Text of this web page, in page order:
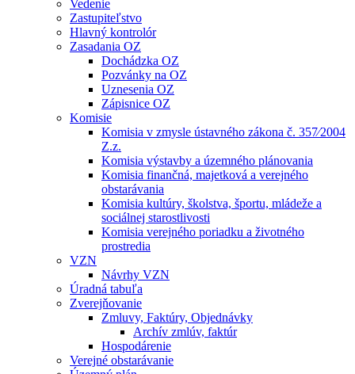
Vedenie
Zastupiteľstvo
Hlavný kontrolór
Zasadania OZ
Dochádzka OZ
Pozvánky na OZ
Uznesenia OZ
Zápisnice OZ
Komisie
Komisia v zmysle ústavného zákona č. 357⁄2004
Z.z.
Komisia výstavby a územného plánovania
Komisia finančná, majetková a verejného
obstarávania
Komisia kultúry, školstva, športu, mládeže a
sociálnej starostlivosti
Komisia verejného poriadku a životného
prostredia
VZN
Návrhy VZN
Úradná tabuľa
Zverejňovanie
Zmluvy, Faktúry, Objednávky
Archív zmlúv, faktúr
Hospodárenie
Verejné obstarávanie